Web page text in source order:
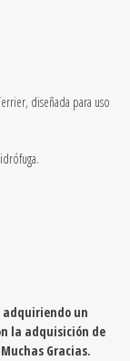
diseñada para uso
adquiriendo un
la adquisición de
Gracias.